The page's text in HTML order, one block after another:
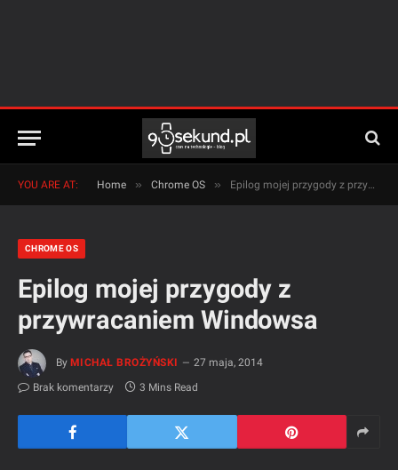
YOU ARE AT: Home » Chrome OS » Epilog mojej przygody z przywracaniem Windowsa
CHROME OS
Epilog mojej przygody z
przywracaniem Windowsa
By MICHAŁ BROŻYŃSKI
27 maja, 2014
Brak komentarzy
3 Mins Read